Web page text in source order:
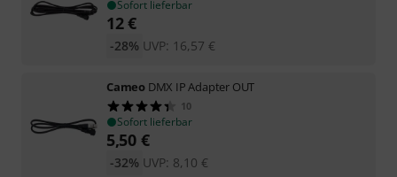
Sofort lieferbar
12€
UVP: 16,57 €
-28%
Cameo DMX IP Adapter OUT
10
Sofort lieferbar
5,50 €
UVP: 8,10 €
-32%